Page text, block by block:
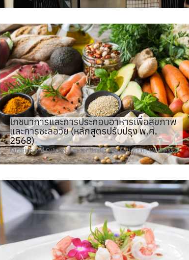
โภชนาการและการประกอบอาหารเพื่อสุขภาพ
และการชะลอวัย(หลักสูตรปรับปรุง พ.ศ.
2568)
Nutrition and Culinary Arts for Health and Anti-Aging Wellness